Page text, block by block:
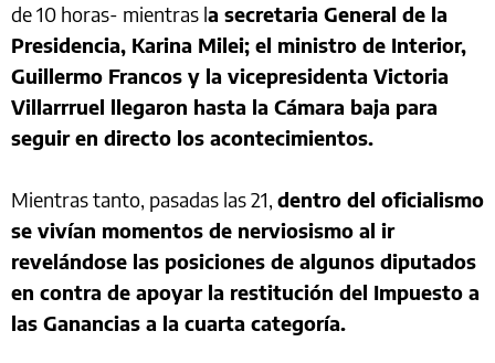
de 10 horas- mientras la secretaria General de la
Presidencia, Karina Milei; el ministro de Interior,
Guillermo Francos y la vicepresidenta Victoria
Villarrruel llegaron hasta la Cámara baja para
seguir en directo los acontecimientos.
Mientras tanto, pasadas las 21, dentro del oficialismo
se vivían momentos de nerviosismo al ir
revelándose las posiciones de algunos diputados
en contra de apoyar la restitución del Impuesto a
las Ganancias a la cuarta categoría.